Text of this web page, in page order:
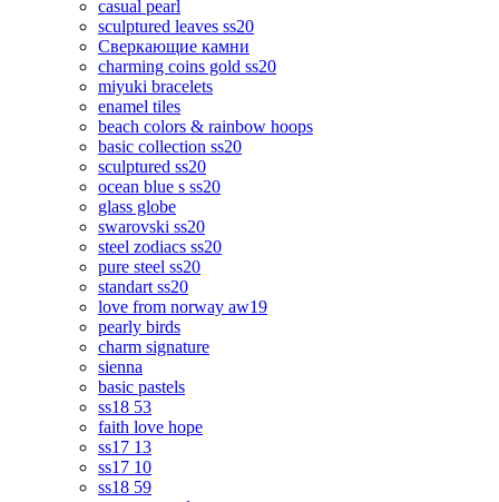
casual pearl
sculptured leaves ss20
Сверкающие камни
charming coins gold ss20
miyuki bracelets
enamel tiles
beach colors & rainbow hoops
basic collection ss20
sculptured ss20
ocean blue s ss20
glass globe
swarovski ss20
steel zodiacs ss20
pure steel ss20
standart ss20
love from norway aw19
pearly birds
charm signature
sienna
basic pastels
ss18 53
faith love hope
ss17 13
ss17 10
ss18 59